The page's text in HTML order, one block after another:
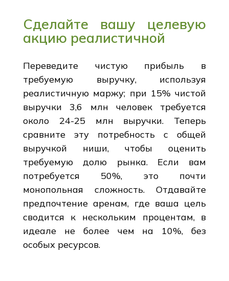
Сделайте вашу целевую
акцию реалистичной
Переведите чистую прибыль в
требуемую выручку, используя
реалистичную маржу; при 15% чистой
выручки 3,6 млн человек требуется
около 24-25 млн выручки. Теперь
сравните эту потребность с общей
выручкой ниши, чтобы оценить
требуемую долю рынка. Если вам
потребуется 50%, это почти
монопольная сложность. Отдавайте
предпочтение аренам, где ваша цель
сводится к нескольким процентам, в
идеале не более чем на 10%, без
особых ресурсов.